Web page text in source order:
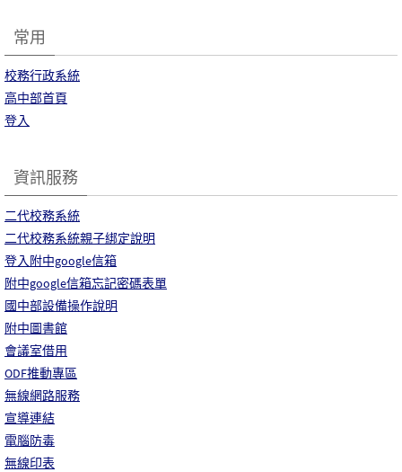
常用
校務行政系統
高中部首頁
登入
資訊服務
二代校務系統
二代校務系統親子綁定說明
登入附中google信箱
附中google信箱忘記密碼表單
國中部設備操作說明
附中圖書館
會議室借用
ODF推動專區
無線網路服務
宣導連結
電腦防毒
無線印表